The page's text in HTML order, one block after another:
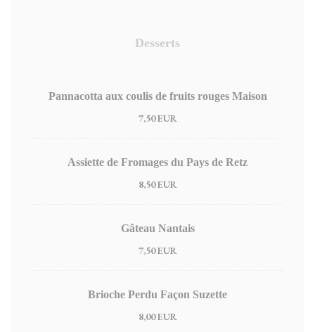
Desserts
Pannacotta aux coulis de fruits rouges Maison
7,50 EUR
Assiette de Fromages du Pays de Retz
8,50 EUR
Gâteau Nantais
7,50 EUR
Brioche Perdu Façon Suzette
8,00 EUR